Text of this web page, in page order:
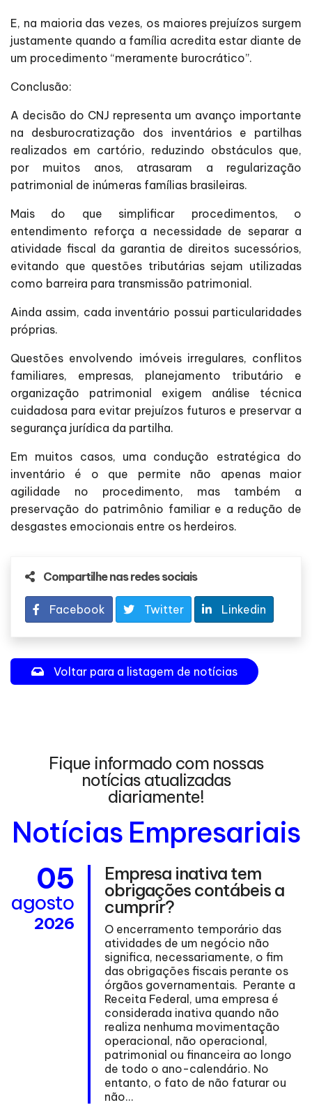
E, na maioria das vezes, os maiores prejuízos surgem
justamente quando a família acredita estar diante de
um procedimento “meramente burocrático”.
Conclusão:
A decisão do CNJ representa um avanço importante
na desburocratização dos inventários e partilhas
realizados em cartório, reduzindo obstáculos que,
por muitos anos, atrasaram a regularização
patrimonial de inúmeras famílias brasileiras.
Mais do que simplificar procedimentos, o
entendimento reforça a necessidade de separar a
atividade fiscal da garantia de direitos sucessórios,
evitando que questões tributárias sejam utilizadas
como barreira para transmissão patrimonial.
Ainda assim, cada inventário possui particularidades
próprias.
Questões envolvendo imóveis irregulares, conflitos
familiares, empresas, planejamento tributário e
organização patrimonial exigem análise técnica
cuidadosa para evitar prejuízos futuros e preservar a
segurança jurídica da partilha.
Em muitos casos, uma condução estratégica do
inventário é o que permite não apenas maior
agilidade no procedimento, mas também a
preservação do patrimônio familiar e a redução de
desgastes emocionais entre os herdeiros.
Compartilhe nas redes sociais
Facebook Twitter Linkedin
Voltar para a listagem de notícias
Fique informado com nossas
notícias atualizadas
diariamente!
Notícias Empresariais
05
agosto
2026
Empresa inativa tem
obrigações contábeis a
cumprir?
O encerramento temporário das
atividades de um negócio não
significa, necessariamente, o fim
das obrigações fiscais perante os
órgãos governamentais. Perante a
Receita Federal, uma empresa é
considerada inativa quando não
realiza nenhuma movimentação
operacional, não operacional,
patrimonial ou financeira ao longo
de todo o ano-calendário. No
entanto, o fato de não faturar ou
não...